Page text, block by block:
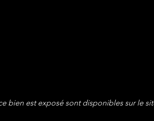
bien est exposé sont disponibles sur le